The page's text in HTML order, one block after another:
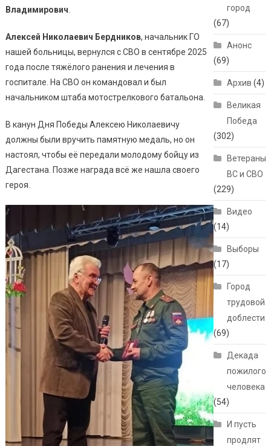
Владимирович
Алексей Николаевич Бердников, начальник ГО
нашей больницы, вернулся с СВО в сентябре 2025
года после тяжёлого ранения и лечения в
госпитале. На СВО он командовал и был
начальником штаба мотострелкового батальона.
В канун Дня Победы Алексею Николаевичу
должны были вручить памятную медаль, но он
настоял, чтобы её передали молодому бойцу из
Дагестана. Позже награда всё же нашла своего
героя.
город
(67)
Анонс
(69)
Архив (4)
Великая
Победа
(302)
Ветераны
ВС и СВО
(229)
Видео
(14)
Выборы
(17)
Город
трудовой
доблести
(69)
Декада
пожилого
человека
(54)
И пусть
продлят